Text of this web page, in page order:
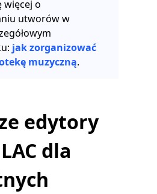
więcej o
utworów w
jak zorganizować
muzyczną.
edytory
dla